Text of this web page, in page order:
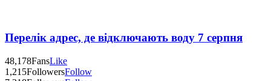
Перелік адрес, де відключають воду 7 серпня
48,178FansLike
1,215FollowersFollow